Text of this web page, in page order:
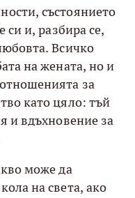
състоянието
си и, разбира се,
Всичко
на жената, но и
за
като цяло: тъй
и вдъхновение за
може да
на света, ако